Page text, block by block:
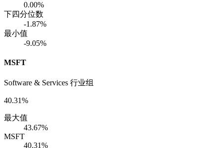
0.00%
下四分位数
-1.87%
最小值
-9.05%
MSFT
Software & Services 行业组
40.31%
最大值
43.67%
MSFT
40.31%